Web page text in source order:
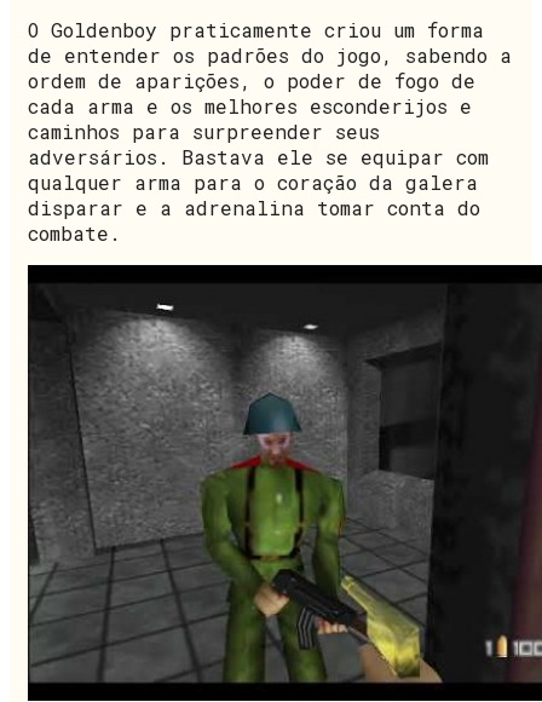
O Goldenboy praticamente criou um forma
de entender os padrões do jogo, sabendo a
ordem de aparições, o poder de fogo de
cada arma e os melhores esconderijos e
caminhos para surpreender seus
adversários. Bastava ele se equipar com
qualquer arma para o coração da galera
disparar e a adrenalina tomar conta do
combate.